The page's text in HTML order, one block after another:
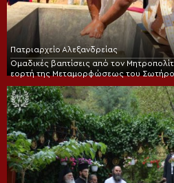
Πατριαρχείο Αλεξανδρείας
Ομαδικές βαπτίσεις από τον
εορτή της Μεταμορφώσεως του